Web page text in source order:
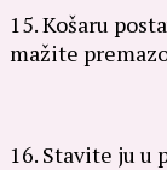
15. Košaru
mažite
16. Stavite ju u